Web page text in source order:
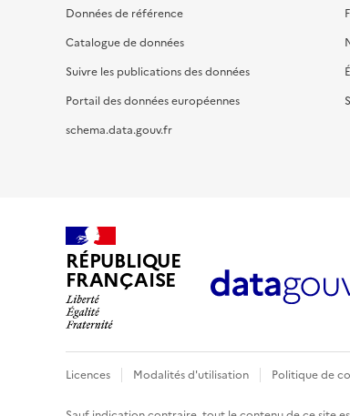
Données de référence
Catalogue de données
Suivre les publications des données
Portail des données européennes
schema.data.gouv.fr
RÉPUBLIQUE
FRANÇAISE
Licences Modalités d'utilisation Politique de